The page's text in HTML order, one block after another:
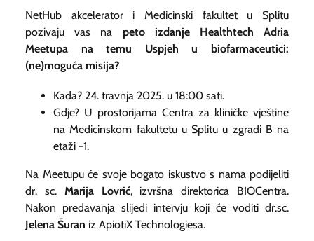
NetHub akcelerator i Medicinski fakultet u Splitu
pozivaju vas na peto izdanje Healthtech Adria
Meetupa na temu Uspjeh u biofarmaceutici:
(ne)moguća misija?
Kada? 24. travnja 2025. u 18:00 sati.
Gdje? U prostorijama Centra za kliničke vještine
na Medicinskom fakultetu u Splitu u zgradi B na
etaži -1.
Na Meetupu će svoje bogato iskustvo s nama podijeliti
dr. sc. Marija Lovrić, izvršna direktorica BIOCentra.
Nakon predavanja slijedi intervju koji će voditi dr.sc.
Jelena Šuran iz ApiotiX Technologiesa.